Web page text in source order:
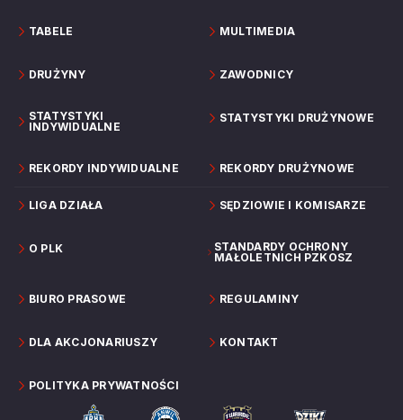
TABELE MULTIMEDIA
DRUŻYNY ZAWODNICY
STATYSTYKI
INDYWIDUALNE
STATYSTYKI DRUŻYNOWE
REKORDY INDYWIDUALNE REKORDY DRUŻYNOWE
LIGA DZIAŁA SĘDZIOWIE I KOMISARZE
O PLK
STANDARDY OCHRONY
MAŁOLETNICH PZKOSZ
BIURO PRASOWE REGULAMINY
DLA AKCJONARIUSZY KONTAKT
POLITYKA PRYWATNOŚCI